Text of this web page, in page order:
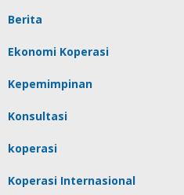
Berita
Ekonomi Koperasi
Kepemimpinan
Konsultasi
koperasi
Koperasi Internasional